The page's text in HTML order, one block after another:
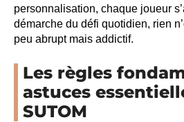
personnalisation, chaque joueur
démarche du défi quotidien, rien
peu abrupt mais addictif.
Les règles
astuces
SUTOM